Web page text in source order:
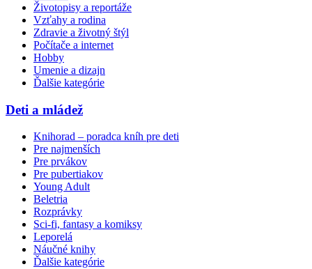
Životopisy a reportáže
Vzťahy a rodina
Zdravie a životný štýl
Počítače a internet
Hobby
Umenie a dizajn
Ďalšie kategórie
Deti a mládež
Knihorad – poradca kníh pre deti
Pre najmenších
Pre prvákov
Pre pubertiakov
Young Adult
Beletria
Rozprávky
Sci-fi, fantasy a komiksy
Leporelá
Náučné knihy
Ďalšie kategórie